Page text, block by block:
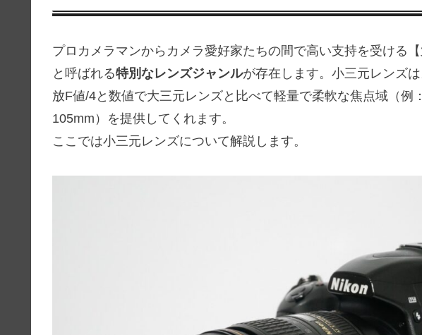
プロカメラマンからカメラ愛好家たちの間で高い支持を受ける【
と呼ばれる特別なレンズジャンルが存在します。小三元レンズ
放F値/4と数値で大三元レンズと比べて軽量で柔軟な焦点域（
105mm）を提供してくれます。
ここでは小三元レンズについて解説します。